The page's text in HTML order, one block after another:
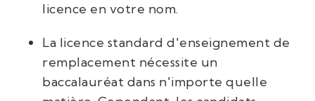
licence en votre nom.
La licence standard d'enseignement de
remplacement nécessite un
baccalauréat dans n'importe quelle